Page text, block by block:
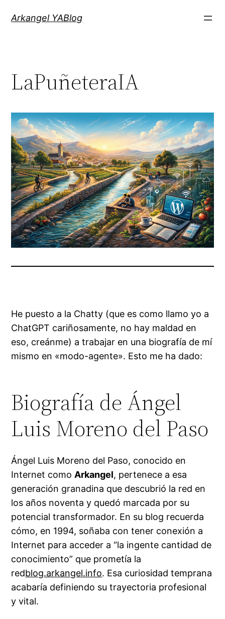
Arkangel YABlog
LaPuñeteraIA
He puesto a la Chatty (que es como llamo yo a
ChatGPT cariñosamente, no hay maldad en
eso, creánme) a trabajar en una biografía de mí
mismo en «modo-agente». Esto me ha dado:
Biografía de Ángel
Luis Moreno del Paso
Ángel Luis Moreno del Paso, conocido en
Internet como Arkangel, pertenece a esa
generación granadina que descubrió la red en
los años noventa y quedó marcada por su
potencial transformador. En su blog recuerda
cómo, en 1994, soñaba con tener conexión a
Internet para acceder a “la ingente cantidad de
conocimiento” que prometía la
redblog.arkangel.info. Esa curiosidad temprana
acabaría definiendo su trayectoria profesional
y vital.